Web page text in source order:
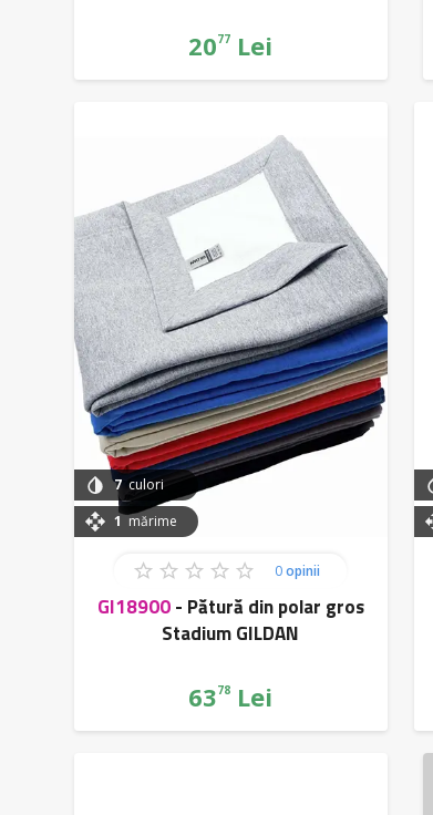
Proact
Kimood
Gildan
Rating
2077 Lei
0opinii
1 mărime
7culori
GI18900- Pătură din polar gros
Stadium GILDAN
6378 Lei